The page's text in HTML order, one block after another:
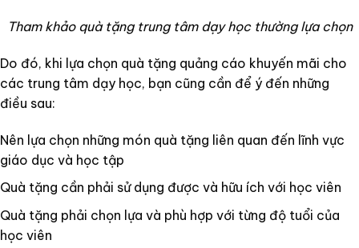
Tham khảo quà tặng trung tâm dạy học thường lựa chọn
Do đó, khi lựa chọn quà tặng quảng cáo khuyến mãi cho
các trung tâm dạy học, bạn cũng cần để ý đến những
điều sau:
Nên lựa chọn những món quà tặng liên quan đến lĩnh vực
giáo dục và học tập
Quà tặng cần phải sử dụng được và hữu ích với học viên
Quà tặng phải chọn lựa và phù hợp với từng độ tuổi của
học viên